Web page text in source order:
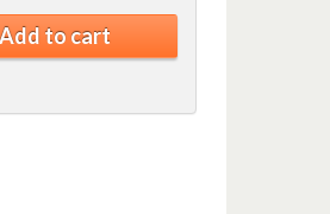
Add to cart